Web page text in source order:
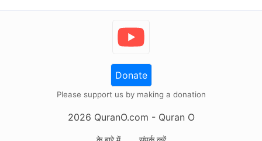
Donate
Please support us by making a donation
2026 QuranO.com - Quran O